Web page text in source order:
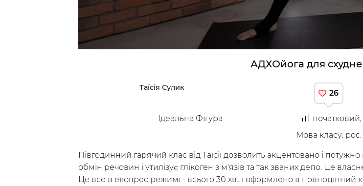
АДХОйога для
Таїсія Сулик
26
Ідеальна Фігура
Мова класу: рос.
Півгодинний гарячий клас від Таїсії дозволить акцентовано і
обмін речовин і утилізує глікоген з м'язів та так званих депо. Це
Це все в експрес режимі - всього 30 хв., і оформлено в повноцінний